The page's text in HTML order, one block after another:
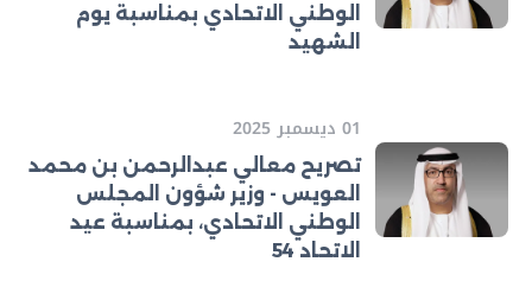
الوطني الاتحادي بمناسبة يوم
الشهيد
01 ديسمبر 2025
تصريح معالي عبدالرحمن بن محمد
العويس - وزير شؤون المجلس
الوطني الاتحادي، بمناسبة عيد
الاتحاد 54